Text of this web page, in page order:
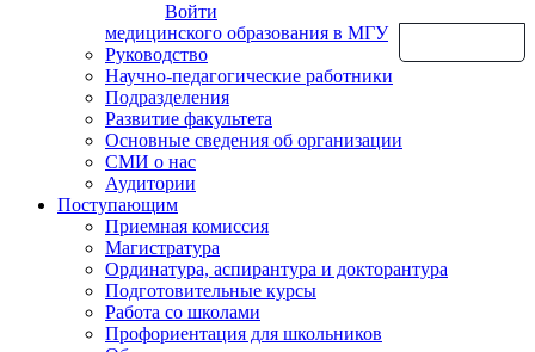
Войти
медицинского образования в МГУ
Руководство
Научно-педагогические работники
Подразделения
Развитие факультета
Основные сведения об организации
СМИ о нас
Аудитории
Поступающим
Приемная комиссия
Магистратура
Ординатура, аспирантура и докторантура
Подготовительные курсы
Работа со школами
Профориентация для школьников